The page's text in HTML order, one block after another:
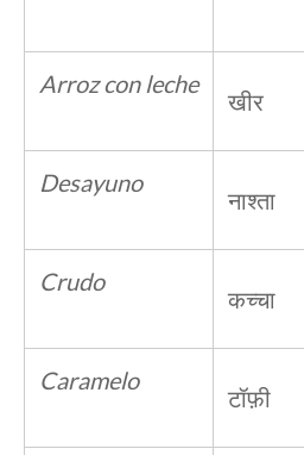
Arroz con leche
खीर
Desayuno
नाश्ता
Crudo
कच्चा
Caramelo
टॉफ़ी